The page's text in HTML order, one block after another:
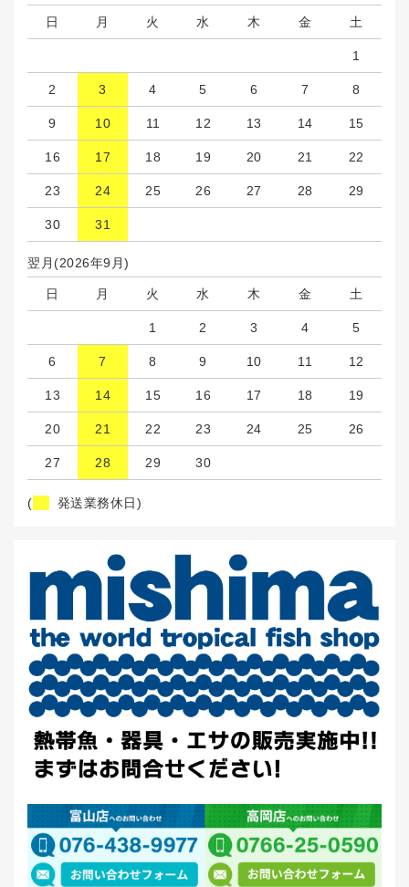
日 月 火 水 木 金 土
1
2 3 4 5 6 7 8
9 10 11 12 13 14 15
16 17 18 19 20 21 22
23 24 25 26 27 28 29
30 31
翌月(2026年9月)
日 月 火 水 木 金 土
1 2 3 4 5
6 7 8 9 10 11 12
13 14 15 16 17 18 19
20 21 22 23 24 25 26
27 28 29 30
( 発送業務休日)